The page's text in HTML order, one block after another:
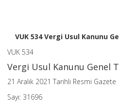
VUK 534 Vergi Usul Kanunu
VUK 534
Vergi Usul Kanunu Genel
21 Aralık 2021 Tarihli Resmi Gazete
Sayı: 31696